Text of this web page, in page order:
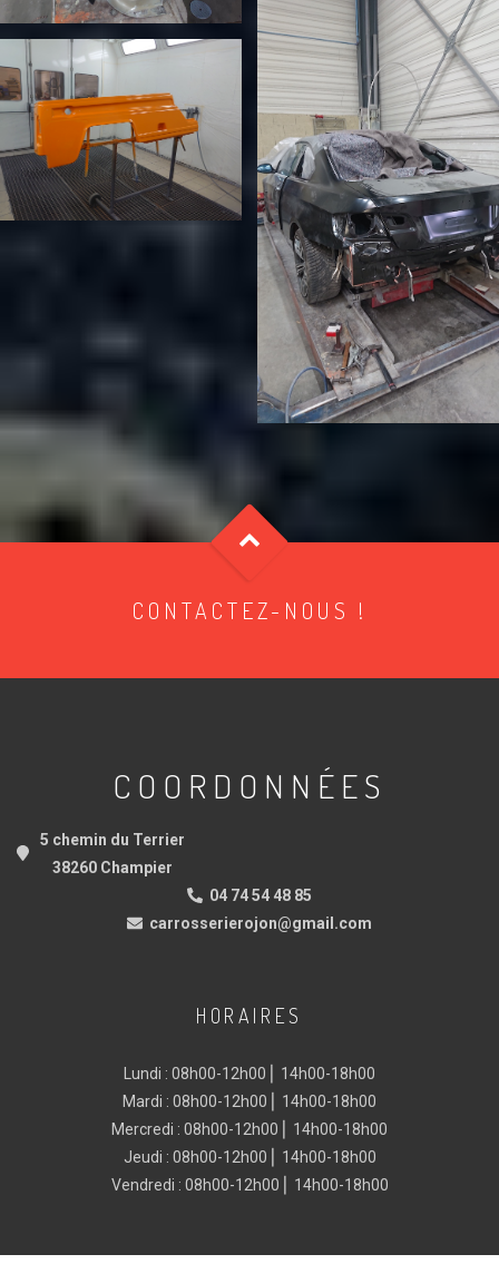
CONTACTEZ-NOUS !
COORDONNÉES
5 chemin du Terrier
38260 Champier
04 74 54 48 85
carrosserierojon@gmail.com
HORAIRES
Lundi : 08h00-12h00 ⎜ 14h00-18h00
Mardi : 08h00-12h00 ⎜ 14h00-18h00
Mercredi : 08h00-12h00 ⎜ 14h00-18h00
Jeudi : 08h00-12h00 ⎜ 14h00-18h00
Vendredi : 08h00-12h00 ⎜ 14h00-18h00